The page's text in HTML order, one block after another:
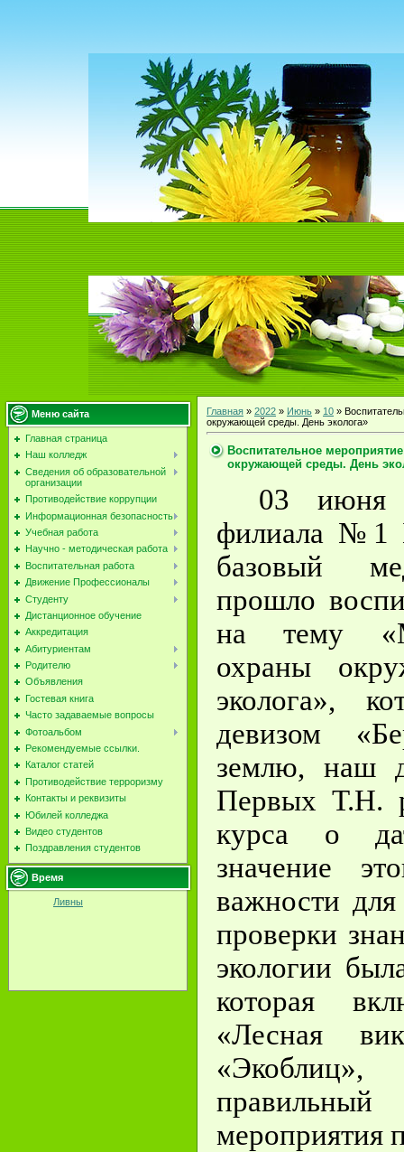
Меню сайта
Главная страница
Наш колледж
Сведения об образовательной
организации
Противодействие коррупции
Информационная безопасность
Учебная работа
Научно - методическая работа
Воспитательная работа
Движение Профессионалы
Студенту
Дистанционное обучение
Аккредитация
Абитуриентам
Родителю
Объявления
Гостевая книга
Часто задаваемые вопросы
Фотоальбом
Рекомендуемые ссылки.
Каталог статей
Противодействие терроризму
Контакты и реквизиты
Юбилей колледжа
Видео студентов
Поздравления студентов
Время
Ливны
Главная » 2022 » Июнь » 10 »
окружающей среды. День эколога»
Воспитательное
окружающей среды. День
03 июня
филиала №1
базовый
прошло
на тему
охраны
эколога»,
девизом
землю, наш
Первых Т.Н.
курса о
значение
важности
проверки
экологии
которая
«Лесная
мероприятия